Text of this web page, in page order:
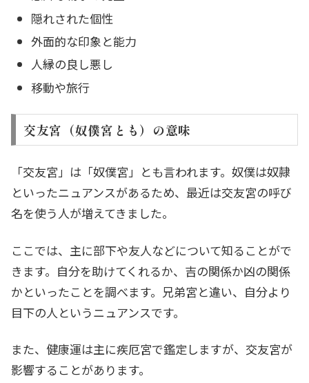
隠れされた個性
外面的な印象と能力
人縁の良し悪し
移動や旅行
交友宮（奴僕宮とも）の意味
「交友宮」は「奴僕宮」とも言われます。奴僕は奴隷
といったニュアンスがあるため、最近は交友宮の呼び
名を使う人が増えてきました。
ここでは、主に部下や友人などについて知ることがで
きます。自分を助けてくれるか、吉の関係か凶の関係
かといったことを調べます。兄弟宮と違い、自分より
目下の人というニュアンスです。
また、健康運は主に疾厄宮で鑑定しますが、交友宮が
影響することがあります。